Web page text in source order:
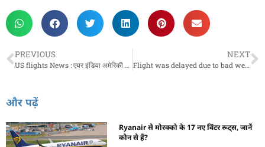
PREVIOUS
US flights News : एयर इंडिया अमेरिकी उड़ानों के लिए किफायती वैकल्पिक मार्ग की कर रही है तलाश
NEXT
Flight was delayed due to bad weather : खराब मौसम के कारण फ्लाइट में देरी, यात्रियों को करना पड़ा इंतजार
और पढ़ें
Ryanair से मोरक्को के 17 नए विंटर रूट्स, जानें
कौन से हैं?